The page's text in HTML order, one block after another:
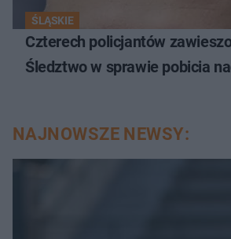
ŚLĄSKIE
Czterech policjantów
Śledztwo w sprawie pobicia
NAJNOWSZE NEWSY: